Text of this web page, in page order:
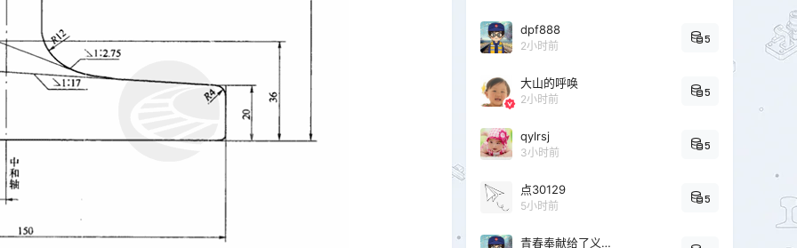
dpf888
2小时前
5
大山的呼唤
2小时前
5
qylrsj
3小时前
5
点30129
5小时前
5
青春奉献给了义务教育